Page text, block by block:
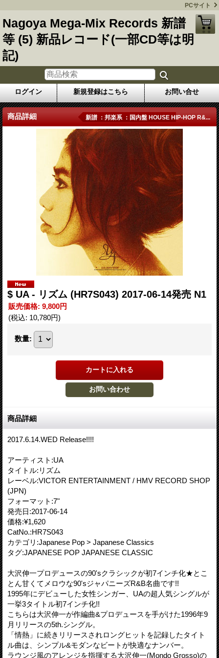
PCサイト
Nagoya Mega-Mix Records 新譜
等 (5) 新品レコード(一部CD等は明
記)
ログイン 新規登録はこちら お問い合せ
商品詳細 新譜 ：邦楽系 ：国内盤 HOUSE HIP-HOP R&...
$ UA - リズム (HR7S043) 2017-06-14発売 N1
販売価格: 9,800円
(税込: 10,780円)
数量:
商品詳細
2017.6.14.WED Release!!!!
アーティスト:UA
タイトル:リズム
レーベル:VICTOR ENTERTAINMENT / HMV RECORD SHOP
(JPN)
フォーマット:7"
発売日:2017-06-14
価格:¥1,620
CatNo.:HR7S043
カテゴリ:Japanese Pop > Japanese Classics
タグ:JAPANESE POP JAPANESE CLASSIC
大沢伸一プロデュースの90'sクラシックが初7インチ化★とこ
とん甘くてメロウな90'sジャパニーズR&B名曲です!!
1995年にデビューした女性シンガー、UAの超人気シングルが
一挙3タイトル初7インチ化!!
こちらは大沢伸一が作編曲&プロデュースを手がけた1996年9
月リリースの5th.シングル。
「情熱」に続きリリースされロングヒットを記録したタイト
ル曲は、シンプル&モダンなビートが快適なナンバー。
ラウンジ風のアレンジを指揮する大沢伸一(Mondo Grosso)の